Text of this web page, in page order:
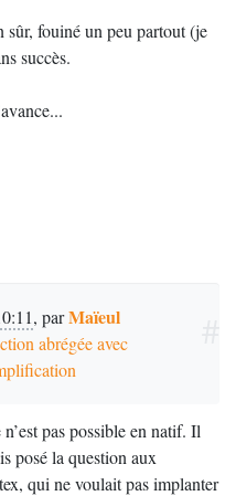
sûr, fouiné un peu partout (je
succès.
, parMaïeul
abrégée avec
pas possible en natif. Il
posé la question aux
qui ne voulait pas implanter